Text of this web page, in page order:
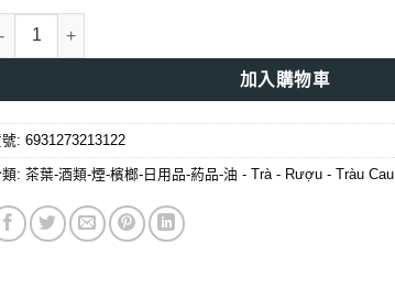
天下100元 數量
加入購物車
號:6931273213122
類:茶葉-酒類-煙-檳榔-日用品-葯品-油 - Trà - Rượu - Tràu Cau